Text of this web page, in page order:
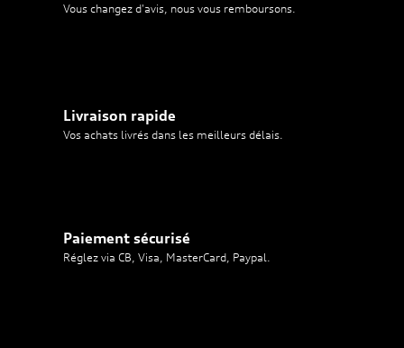
Vous changez d'avis, nous vous remboursons.
Livraison rapide
Vos achats livrés dans les meilleurs délais.
Paiement sécurisé
Réglez via CB, Visa, MasterCard, Paypal.